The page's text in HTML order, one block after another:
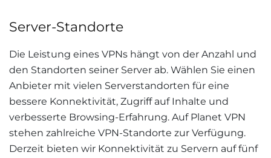
Server-Standorte
Die Leistung eines VPNs hängt von der Anzahl und
den Standorten seiner Server ab. Wählen Sie einen
Anbieter mit vielen Serverstandorten für eine
bessere Konnektivität, Zugriff auf Inhalte und
verbesserte Browsing-Erfahrung. Auf Planet VPN
stehen zahlreiche VPN-Standorte zur Verfügung.
Derzeit bieten wir Konnektivität zu Servern auf fünf